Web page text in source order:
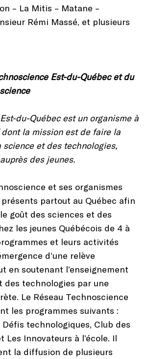
– La Mitis – Matane –
Rémi Massé, et plusieurs
Est-du-Québec et du
du-Québec est un organisme à
la mission est de faire la
science et des technologies,
des jeunes.
et ses organismes
partout au Québec afin
goût des sciences et des
les jeunes Québécois de 4 à
et leurs activités
d’une relève
en soutenant l’enseignement
des technologies par une
Le Réseau Technoscience
les programmes suivants :
Défis technologiques, Club des
Les Innovateurs à l’école. Il
la diffusion de plusieurs